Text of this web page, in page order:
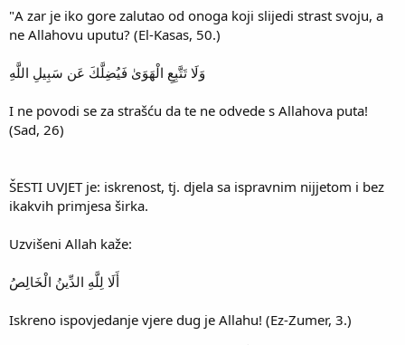
"A zar je iko gore zalutao od onoga koji slijedi strast svoju, a
ne Allahovu uputu? (El-Kasas, 50.)
وَلَا تَتَّبِعِ الْهَوَىٰ فَيُضِلَّكَ عَن سَبِيلِ اللَّهِ
I ne povodi se za strašću da te ne odvede s Allahova puta!
(Sad, 26)
ŠESTI UVJET je: iskrenost, tj. djela sa ispravnim nijjetom i bez
ikakvih primjesa širka.
Uzvišeni Allah kaže:
أَلَا لِلَّهِ الدِّينُ الْخَالِصُ
Iskreno ispovjedanje vjere dug je Allahu! (Ez-Zumer, 3.)